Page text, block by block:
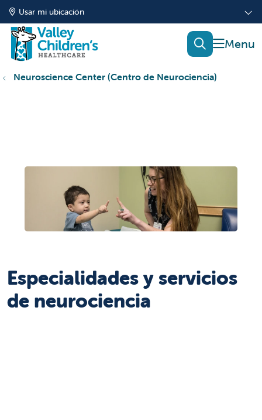
Usar mi ubicación
mostrar
buscar
Neuroscience Center (Centro de Neurociencia)
Especialidades y servicios
de neurociencia